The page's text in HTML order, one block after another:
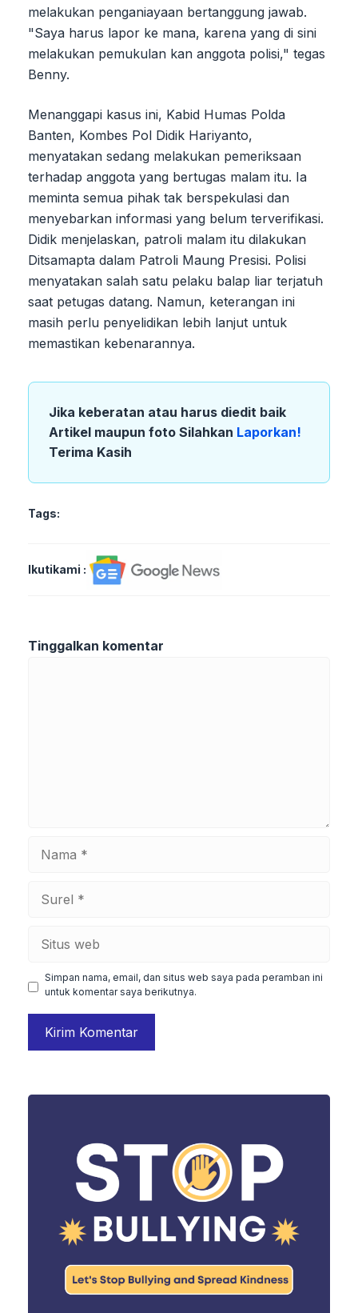
melakukan penganiayaan bertanggung jawab.
"Saya harus lapor ke mana, karena yang di sini
melakukan pemukulan kan anggota polisi," tegas
Benny.
Menanggapi kasus ini, Kabid Humas Polda
Banten, Kombes Pol Didik Hariyanto,
menyatakan sedang melakukan pemeriksaan
terhadap anggota yang bertugas malam itu. Ia
meminta semua pihak tak berspekulasi dan
menyebarkan informasi yang belum terverifikasi.
Didik menjelaskan, patroli malam itu dilakukan
Ditsamapta dalam Patroli Maung Presisi. Polisi
menyatakan salah satu pelaku balap liar terjatuh
saat petugas datang. Namun, keterangan ini
masih perlu penyelidikan lebih lanjut untuk
memastikan kebenarannya.
Jika keberatan atau harus diedit baik
Artikel maupun foto Silahkan Laporkan!
Terima Kasih
Tags:
Ikutikami :
Tinggalkan komentar
Simpan nama, email, dan situs web saya pada peramban ini
untuk komentar saya berikutnya.